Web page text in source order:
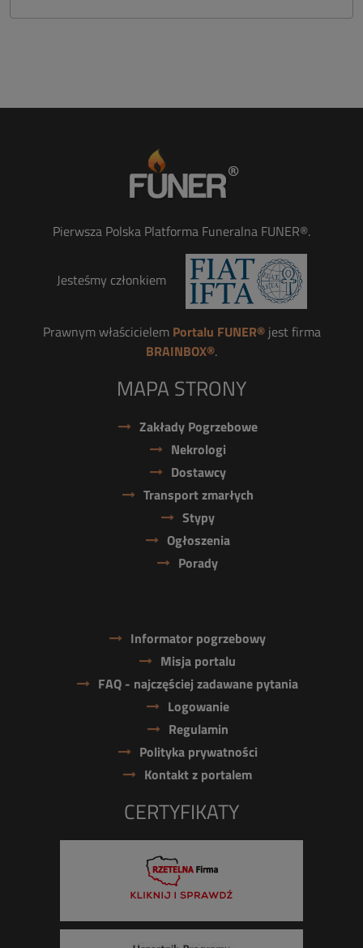
Pierwsza Polska Platforma Funeralna FUNER®.
Jesteśmy członkiem
Prawnym właścicielem Portalu FUNER®jest firma
BRAINBOX®.
MAPA STRONY
Zakłady Pogrzebowe
Nekrologi
Dostawcy
Transport zmarłych
Stypy
Ogłoszenia
Porady
Informator pogrzebowy
Misja portalu
FAQ - najczęściej zadawane pytania
Logowanie
Regulamin
Polityka prywatności
Kontakt z portalem
CERTYFIKATY